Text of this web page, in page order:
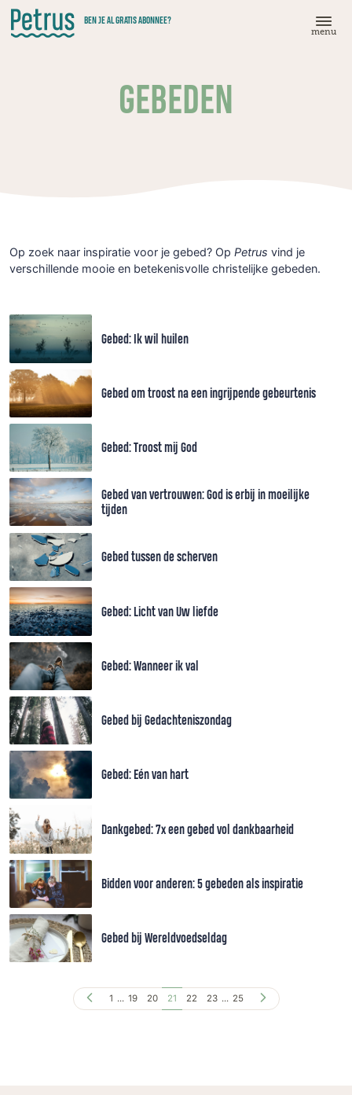
Doorgaan
naar
hoofdinhoud
BEN JE AL GRATIS ABONNEE?
menu
GEBEDEN
Op zoek naar inspiratie voor je gebed? Op Petrus vind je
verschillende mooie en betekenisvolle christelijke gebeden.
Gebed: Ik wil huilen
Gebed om troost na een ingrijpende gebeurtenis
Gebed: Troost mij God
Gebed van vertrouwen: God is erbij in moeilijke
tijden
Gebed tussen de scherven
Gebed: Licht van Uw liefde
Gebed: Wanneer ik val
Gebed bij Gedachteniszondag
Gebed: Eén van hart
Dankgebed: 7x een gebed vol dankbaarheid
Bidden voor anderen: 5 gebeden als inspiratie
Gebed bij Wereldvoedseldag
1 ... 19 20 21 22 23 ... 25